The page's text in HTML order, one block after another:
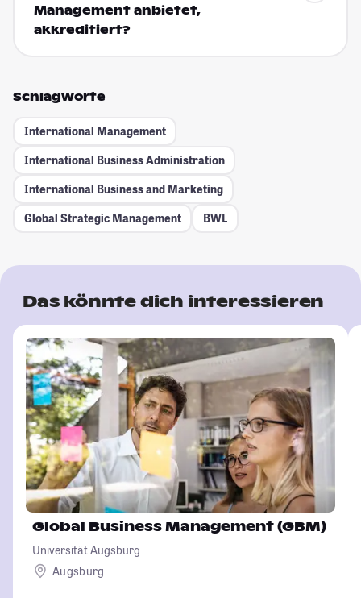
Management anbietet,
akkreditiert?
Schlagworte
International Management
International Business Administration
International Business and Marketing
Global Strategic Management
BWL
Das könnte dich interessieren
Global Business Management (GBM)
Universität Augsburg
Augsburg